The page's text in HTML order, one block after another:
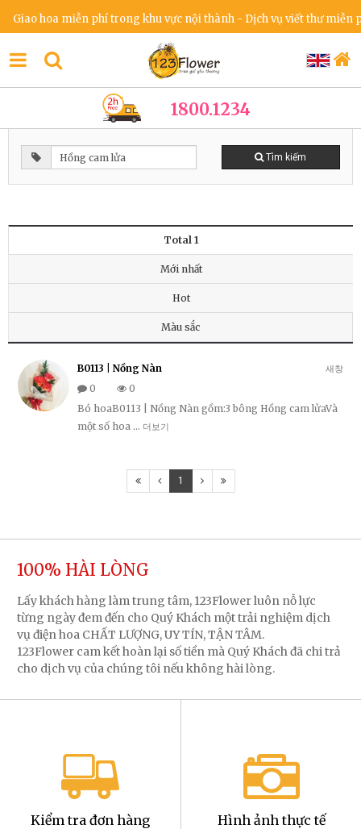
Giao hoa miễn phí trong khu vực nội thành - Dịch vụ viết thư miễn
1800.1234
Tìm kiếm
Total 1
Mới nhất
Hot
Màu sắc
새창
B0113 | Nồng Nàn
0
0
Bó hoaB0113 | Nồng Nàn gồm:3 bông Hồng cam lửaVà
một số hoa … 더보기
1
100% HÀI LÒNG
Lấy khách hàng làm trung tâm, 123Flower luôn nỗ lực
từng ngày đem đến cho Quý Khách một trải nghiệm dịch
vụ điện hoa CHẤT LƯỢNG, UY TÍN, TẬN TÂM.
123Flower cam kết hoàn lại số tiền mà Quý Khách đã chi trả
cho dịch vụ của chúng tôi nếu không hài lòng.
Kiểm tra đơn hàng Hình ảnh thực tế